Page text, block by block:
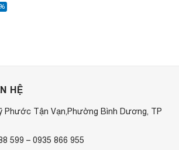
HỆ
Phước Tận Vạn,Phường Bình Dương, TP
599 – 0935 866 955